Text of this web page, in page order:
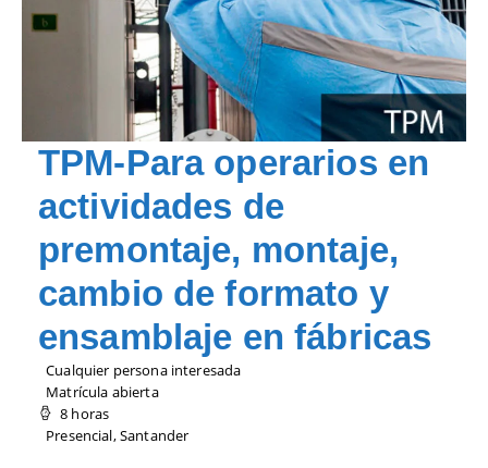
TPM-Para operarios en
actividades de
premontaje, montaje,
cambio de formato y
ensamblaje en fábricas
Cualquier persona interesada
Matrícula abierta
8 horas
Presencial, Santander